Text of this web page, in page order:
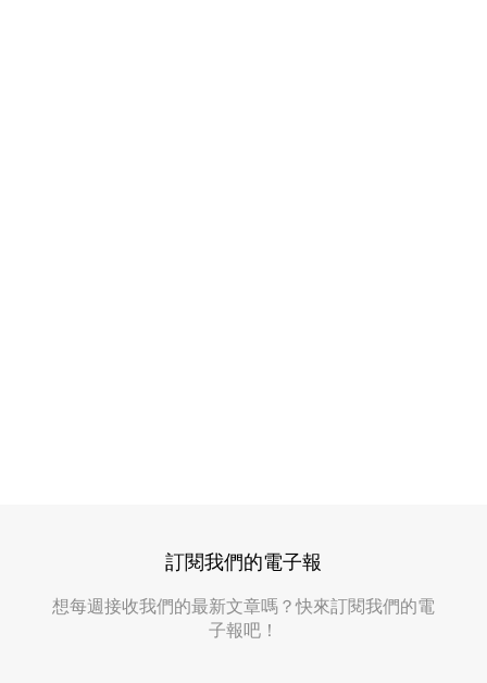
訂閱我們的電子報
想每週接收我們的最新文章嗎？快來訂閱我們的電
子報吧！